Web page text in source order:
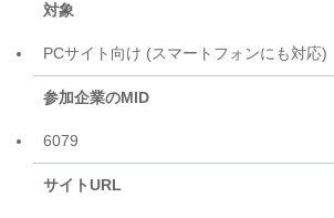
対象
PCサイト向け (スマートフォンにも対応)
参加企業のMID
6079
サイトURL